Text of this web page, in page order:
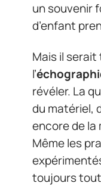
un souvenir
d’enfant
Mais il
l’
révéler. La
du matériel,
encore de la
Même les
toujours